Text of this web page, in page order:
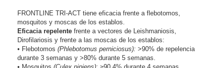
FRONTLINE TRI-ACT tiene eficacia frente a flebotomos,
mosquitos y moscas de los establos.
Eficacia repelente frente a vectores de Leishmaniosis,
Dirofilariosis y frente a las moscas de los establos:
• Flebotomos (Phlebotomus perniciosus): >90% de repelencia
durante 3 semanas y >80% durante 5 semanas.